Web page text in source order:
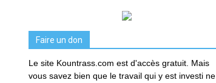
Faire un don
Le site Kountrass.com est d'accès gratuit. Mais
vous savez bien que le travail qui y est investi ne